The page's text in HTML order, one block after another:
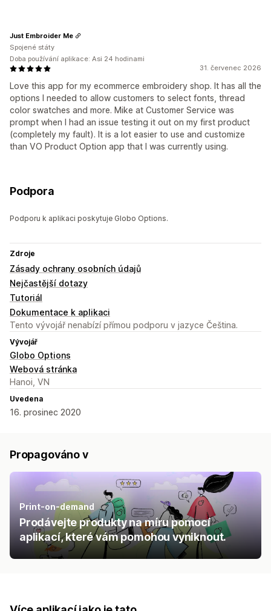
31. červenec 2026
Love this app for my ecommerce embroidery shop. It has all the
options I needed to allow customers to select fonts, thread
color swatches and more. Mike at Customer Service was
prompt when I had an issue testing it out on my first product
(completely my fault). It is a lot easier to use and customize
than VO Product Option app that I was currently using.
Just Embroider Me
Spojené státy
Doba používání aplikace: Asi 24 hodinami
Podpora
Podporu k aplikaci poskytuje Globo Options.
Zdroje
Zásady ochrany osobních údajů
Nejčastější dotazy
Tutoriál
Dokumentace k aplikaci
Tento vývojář nenabízí přímou podporu v jazyce Čeština.
Vývojář
Globo Options
Webová stránka
Hanoi, VN
Uvedena
16. prosinec 2020
Propagováno v
Print-on-demand
Prodávejte produkty na míru pomocí
aplikací, které vám pomohou vyniknout.